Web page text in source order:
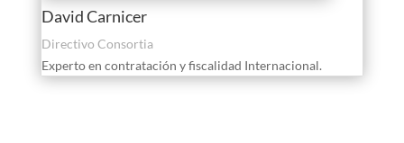
David Carnicer
Directivo Consortia
Experto en contratación y fiscalidad Internacional.